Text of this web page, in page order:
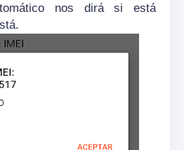
nos dirá si está